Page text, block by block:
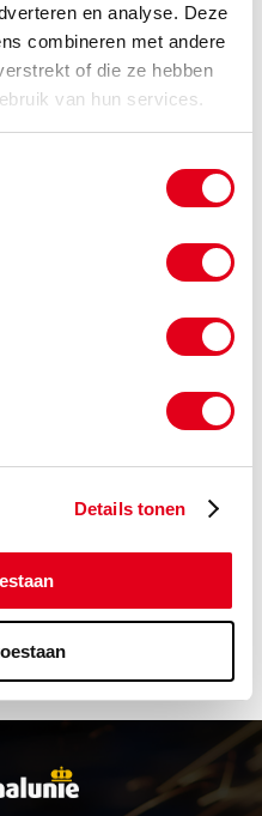
en analyse. Deze
combineren met andere
of die ze hebben
van hun services.
Details tonen